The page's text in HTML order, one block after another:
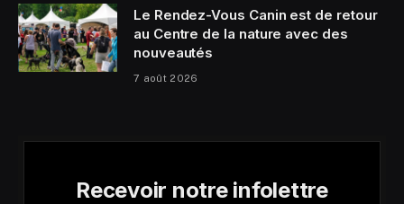
Le Rendez-Vous Canin est de retour
au Centre de la nature avec des
nouveautés
7 août 2026
Recevoir notre infolettre